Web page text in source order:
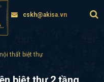
cskh@akisa.vn
thất biệt thự